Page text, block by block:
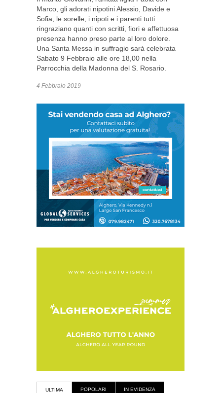
Marco, gli adorati nipotini Alessio, Davide e
Sofia, le sorelle, i nipoti e i parenti tutti
ringraziano quanti con scritti, fiori e affettuosa
presenza hanno preso parte al loro dolore.
Una Santa Messa in suffragio sarà celebrata
Sabato 9 Febbraio alle ore 18,00 nella
Parrocchia della Madonna del S. Rosario.
4 Febbraio 2019
ULTIMA POPOLARI IN EVIDENZA